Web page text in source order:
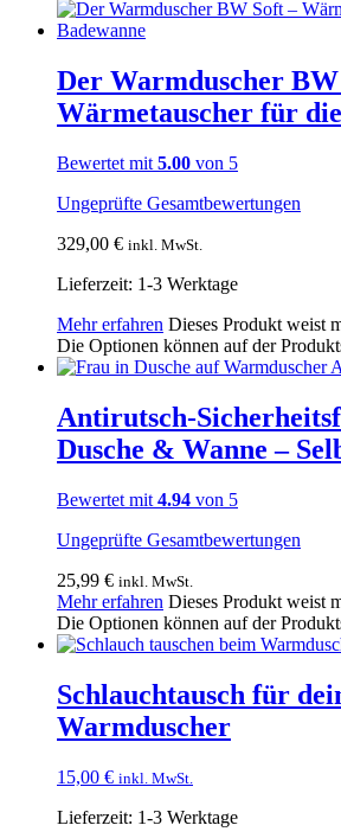
Der Warmduscher
Wärmetauscher für
Bewertet mit 5.00 von 5
Ungeprüfte Gesamtbewertungen
329,00 € inkl. MwSt.
Lieferzeit: 1-3 Werktage
Mehr erfahren Dieses Produkt weist
Die Optionen können auf der
Antirutsch-
Dusche & Wanne –
Bewertet mit 4.94 von 5
Ungeprüfte Gesamtbewertungen
25,99 € inkl. MwSt.
Mehr erfahren Dieses Produkt weist
Die Optionen können auf der
Schlauchtausch für
Warmduscher
15,00 € inkl. MwSt.
Lieferzeit: 1-3 Werktage